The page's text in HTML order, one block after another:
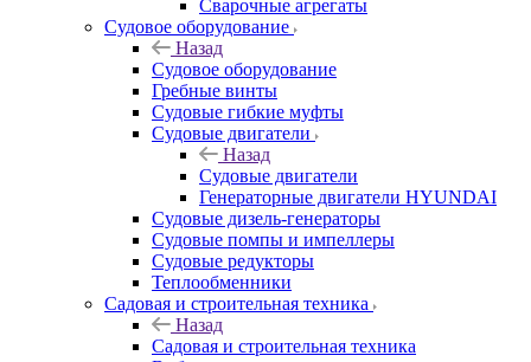
Сварочные агрегаты
Судовое оборудование
Назад
Судовое оборудование
Гребные винты
Судовые гибкие муфты
Судовые двигатели
Назад
Судовые двигатели
Генераторные двигатели HYUNDAI
Судовые дизель-генераторы
Судовые помпы и импеллеры
Судовые редукторы
Теплообменники
Садовая и строительная техника
Назад
Садовая и строительная техника